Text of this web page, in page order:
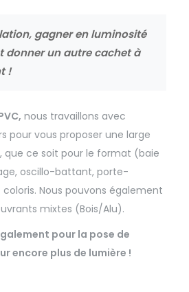
gagner en luminosité
donner un autre cachet à
!
nous travaillons avec
pour vous proposer une large
que ce soit pour le format (baie
oscillo-battant, porte-
Nous pouvons également
mixtes (Bois/Alu).
pour la pose de
encore plus de lumière !